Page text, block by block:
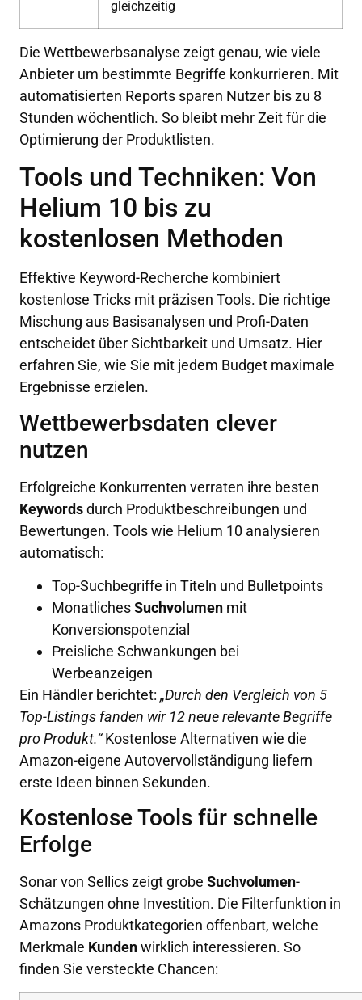
gleichzeitig
Die Wettbewerbsanalyse zeigt genau, wie viele
Anbieter um bestimmte Begriffe konkurrieren. Mit
automatisierten Reports sparen Nutzer bis zu 8
Stunden wöchentlich. So bleibt mehr Zeit für die
Optimierung der Produktlisten.
Tools und Techniken: Von
Helium 10 bis zu
kostenlosen Methoden
Effektive Keyword-Recherche kombiniert
kostenlose Tricks mit präzisen Tools. Die richtige
Mischung aus Basisanalysen und Profi-Daten
entscheidet über Sichtbarkeit und Umsatz. Hier
erfahren Sie, wie Sie mit jedem Budget maximale
Ergebnisse erzielen.
Wettbewerbsdaten clever
nutzen
Erfolgreiche Konkurrenten verraten ihre besten
Keywordsdurch Produktbeschreibungen und
Bewertungen. Tools wie Helium 10 analysieren
automatisch:
Top-Suchbegriffe in Titeln und Bulletpoints
MonatlichesSuchvolumen mit
Konversionspotenzial
Preisliche Schwankungen bei
Werbeanzeigen
Ein Händler berichtet: „Durch den Vergleich von 5
Top-Listings fanden wir 12 neue relevante Begriffe
pro Produkt.“Kostenlose Alternativen wie die
Amazon-eigene Autovervollständigung liefern
erste Ideen binnen Sekunden.
Kostenlose Tools für schnelle
Erfolge
Sonar von Sellics zeigt grobe Suchvolumen-
Schätzungen ohne Investition. Die Filterfunktion in
Amazons Produktkategorien offenbart, welche
Merkmale Kundenwirklich interessieren. So
finden Sie versteckte Chancen: